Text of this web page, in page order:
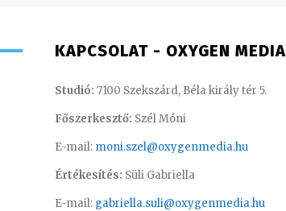
KAPCSOLAT - OXYGEN MEDIA
Studió: 7100 Szekszárd, Béla király tér 5.
Főszerkesztő: Szél Móni
E-mail: moni.szel@oxygenmedia.hu
Értékesítés: Süli Gabriella
E-mail: gabriella.suli@oxygenmedia.hu